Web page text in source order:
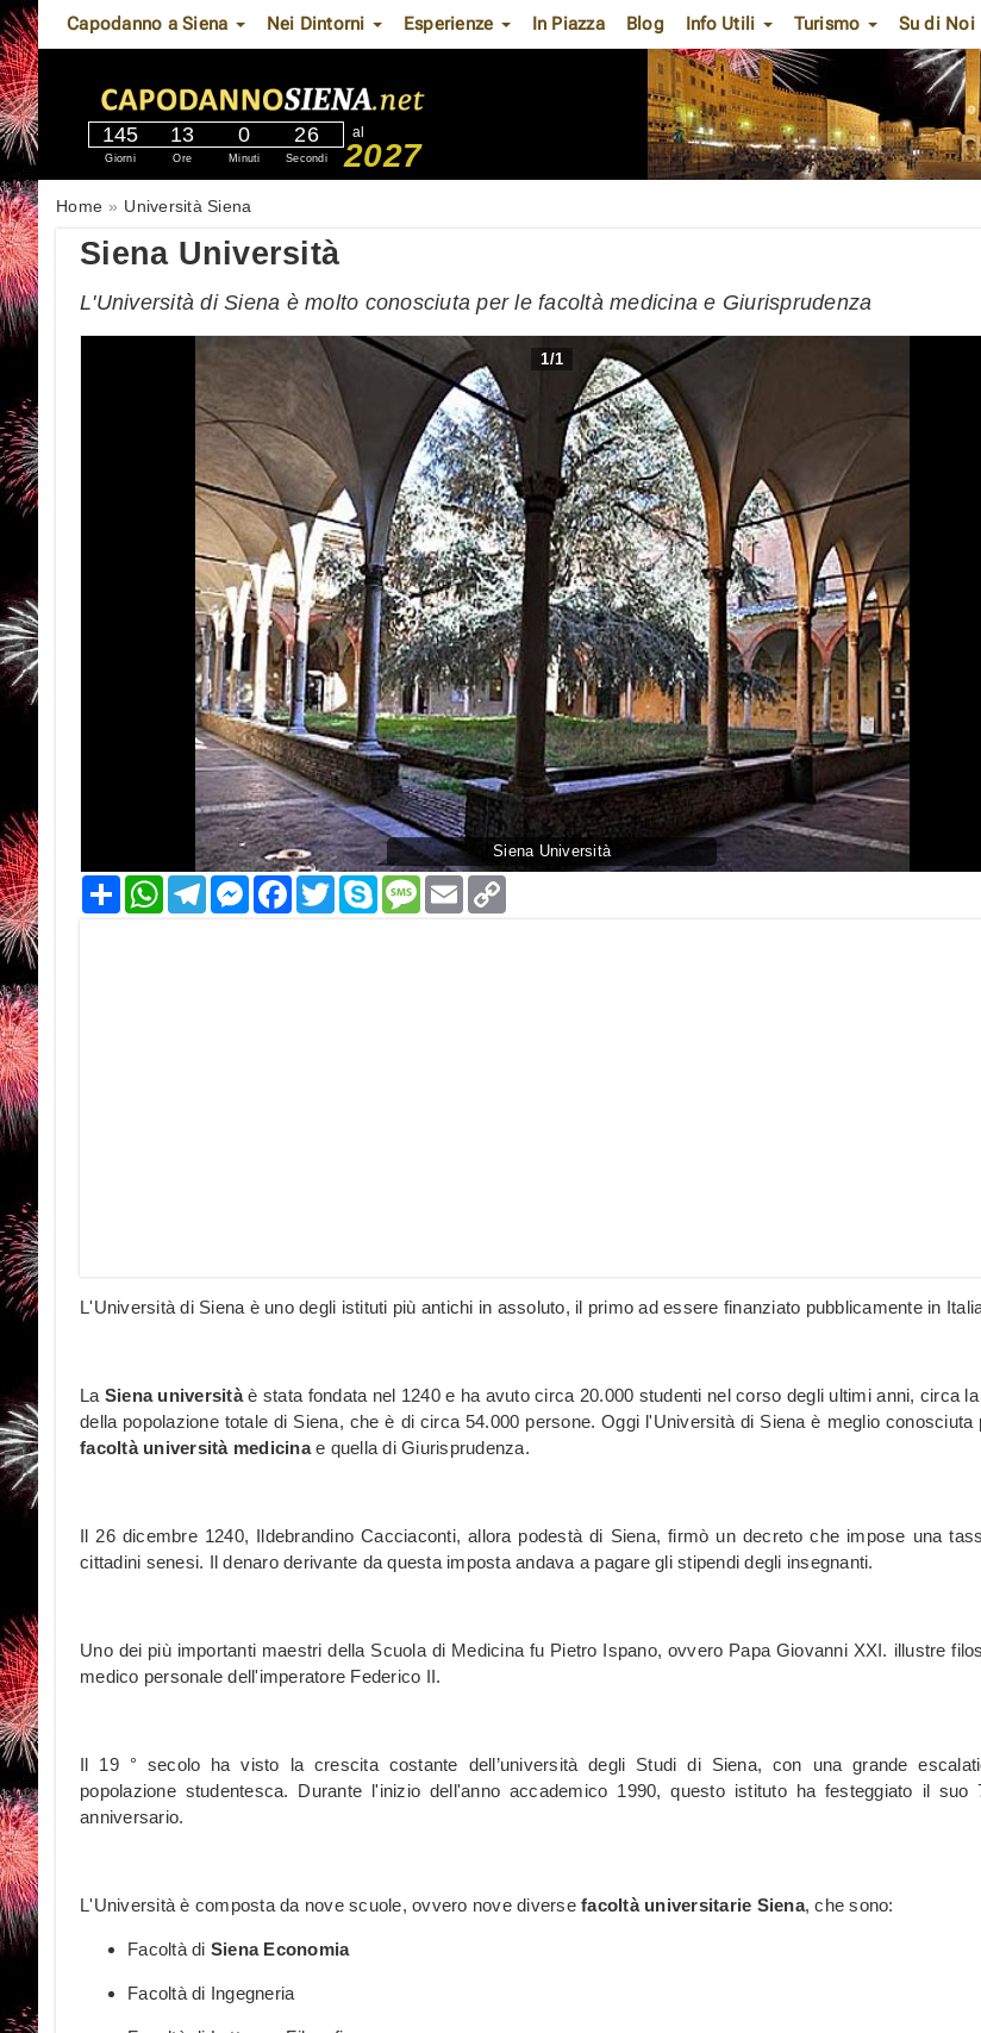
Capodanno a Siena Nei Dintorni Esperienze In Piazza Blog Info Utili Turismo Su di Noi
145
Giorni
13
Ore
0
Minuti
25
Secondi
al
2027
Home Università Siena
Siena Università
L'Università di Siena è molto conosciuta per le facoltà medicina e Giurisprudenza
1/1
Siena Università
CondividiWhatsAppTelegramMessenger
Facebook
TwitterSkypeMessage
Email
L'Università di Siena è uno degli istituti più antichi in assoluto, il primo ad essere finanziato pubblicamente in
La Siena universitàè stata fondata nel 1240 e ha avuto circa 20.000 studenti nel corso degli ultimi anni, circa
della popolazione totale di Siena, che è di circa 54.000 persone. Oggi l'Università di Siena è meglio conosciuta
facoltà università medicinae quella di Giurisprudenza.
Il 26 dicembre 1240, Ildebrandino Cacciaconti, allora podestà di Siena, firmò un decreto che impose una
cittadini senesi. Il denaro derivante da questa imposta andava a pagare gli stipendi degli insegnanti.
Uno dei più importanti maestri della Scuola di Medicina fu Pietro Ispano, ovvero Papa Giovanni XXI. illustre
medico personale dell'imperatore Federico II.
Il 19 ° secolo ha visto la crescita costante dell’università degli Studi di Siena, con una grande
popolazione studentesca. Durante l'inizio dell'anno accademico 1990, questo istituto ha festeggiato il suo
anniversario.
L'Università è composta da nove scuole, ovvero nove diverse facoltà universitarie Siena, che sono:
Facoltà di Siena Economia
Facoltà di Ingegneria